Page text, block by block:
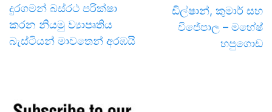
දුරගමන් බස්රථ පරික්ෂා
කරන නියමු ව්‍යාපෘතිය
බැස්ටියන් මාවතෙන් අරඹයි
ඩිල්ෂාන්, කුමාර් සහ
විජේපාල – මහේෂ්
හපුගොඩ